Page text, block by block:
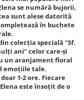
se numără bujorii,
sunt alese datorită
în buchete
colecția specială "Sf.
ani” celor care-și
un aranjament floral
emoțiile tale.
1-2 ore. Fiecare
este însoțit de o